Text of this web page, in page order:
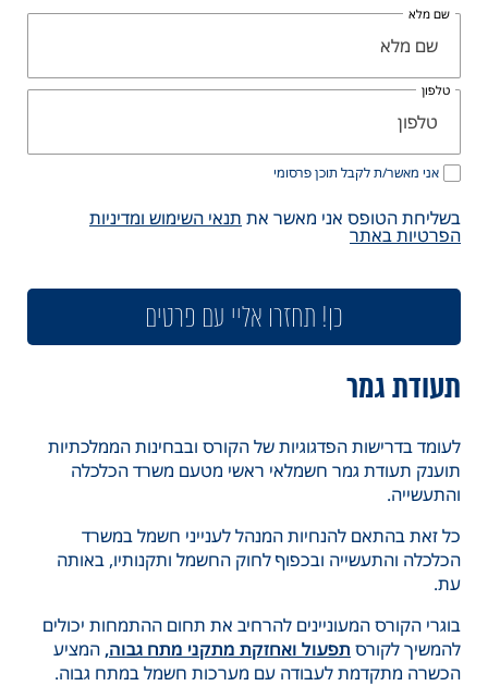
שם מלא
טלפון
אני מאשר/ת לקבל תוכן פרסומי
בשליחת הטופס אני מאשר את תנאי השימוש ומדיניות
הפרטיות באתר
כן! תחזרו אליי עם פרטים
תעודת גמר
לעומד בדרישות הפדגוגיות של הקורס ובבחינות הממלכתיות
תוענק תעודת גמר חשמלאי ראשי מטעם משרד הכלכלה
והתעשייה.
כל זאת בהתאם להנחיות המנהל לענייני חשמל במשרד
הכלכלה והתעשייה ובכפוף לחוק החשמל ותקנותיו, באותה
עת.
בוגרי הקורס המעוניינים להרחיב את תחום ההתמחות יכולים
להמשיך לקורס תפעול ואחזקת מתקני מתח גבוה, המציע
הכשרה מתקדמת לעבודה עם מערכות חשמל במתח גבוה.